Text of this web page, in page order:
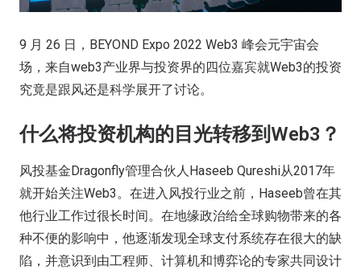
9 月 26 日，BEYOND Expo 2022 Web3 峰会元宇宙会
场，来自web3产业界与投资界的四位嘉宾就Web3的投资
究竟是跟风还是科学展开了讨论。
什么将投资机构的目光转移到 Web3？
风投基金Dragonfly管理合伙人Haseeb Qureshi从2017年
就开始关注Web3。在进入风投行业之前，Haseeb曾在其
他行业工作过很长时间。在地缘政治给全球购物带来的各
种不便的影响中，他逐渐发现全球支付系统存在很大的缺
陷，并意识到由工程师、计算机和博弈论的专家共同设计